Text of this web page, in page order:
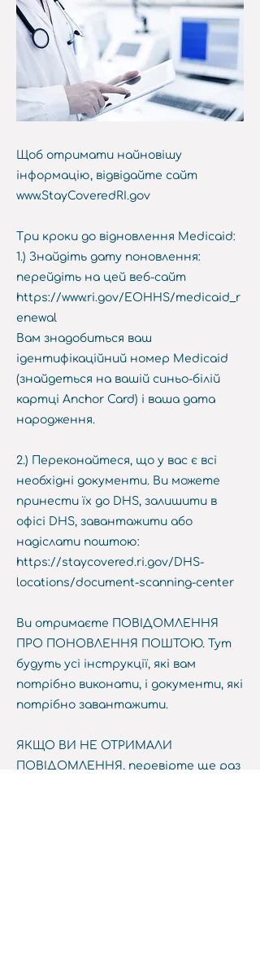
Щоб отримати найновішу
інформацію, відвідайте сайт
www.StayCoveredRI.gov
Три кроки до відновлення Medicaid:
1.) Знайдіть дату поновлення:
перейдіть на цей веб-сайт
https://www.ri.gov/EOHHS/medicaid_r
enewal
Вам знадобиться ваш
ідентифікаційний номер Medicaid
(знайдеться на вашій синьо-білій
картці Anchor Card) і ваша дата
народження.
2.) Переконайтеся, що у вас є всі
необхідні документи. Ви можете
принести їх до DHS, залишити в
офісі DHS, завантажити або
надіслати поштою:
https://staycovered.ri.gov/DHS-
locations/document-scanning-center
Ви отримаєте ПОВІДОМЛЕННЯ
ПРО ПОНОВЛЕННЯ ПОШТОЮ. Тут
будуть усі інструкції, які вам
потрібно виконати, і документи, які
потрібно завантажити.
ЯКЩО ВИ НЕ ОТРИМАЛИ
ПОВІДОМЛЕННЯ, перевірте ще раз